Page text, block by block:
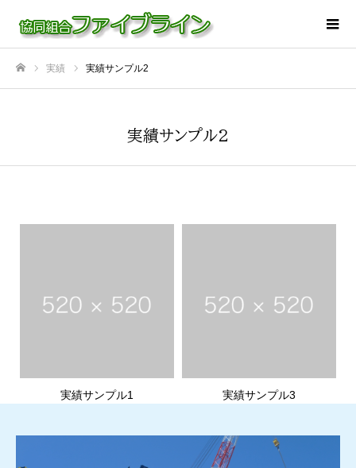
実績 実績サンプル2
実績サンプル2
実績サンプル1 実績サンプル3